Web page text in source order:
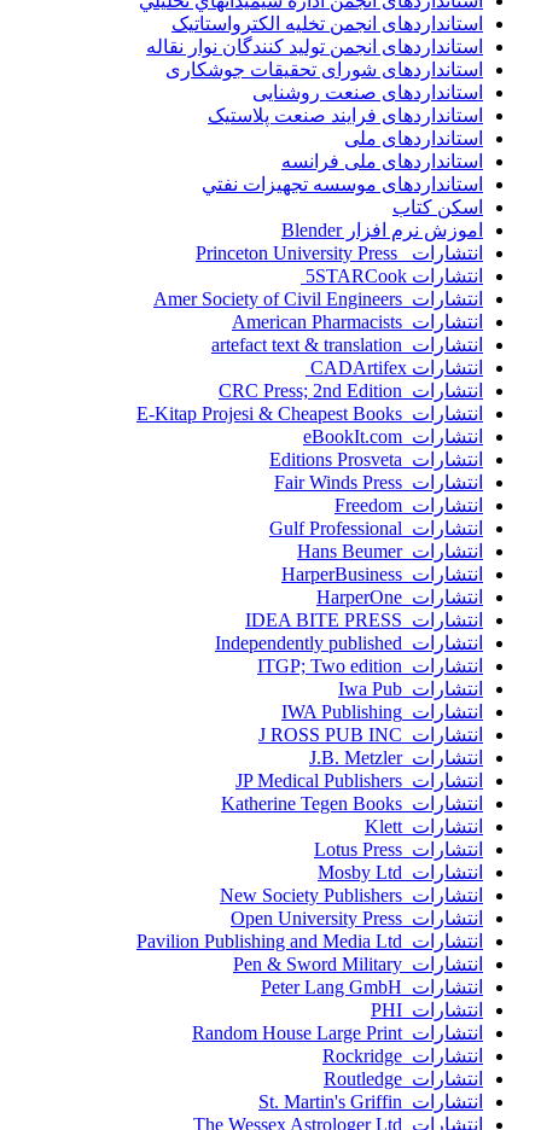
استانداردهای انجمن تخليه الکترواستاتيک
استانداردهای انجمن توليد کنندگان نوار نقاله
استانداردهای شورای تحقیقات جوشکاری
استانداردهای صنعت روشنایی
استانداردهای فرايند صنعت پلاستيک
استانداردهای ملی
استانداردهای ملی فرانسه
استانداردهای موسسه تجهيزات نفتي
اسکن کتاب
اموزش نرم افزار Blender
انتشارات Princeton University Press
انتشارات ‎ 5STARCook
انتشارات Amer Society of Civil Engineers
انتشارات American Pharmacists
انتشارات artefact text & translation
انتشارات ‎ CADArtifex
انتشارات CRC Press; 2nd Edition
انتشارات E-Kitap Projesi & Cheapest Books
انتشارات eBookIt.com
انتشارات Editions Prosveta
انتشارات Fair Winds Press
انتشارات Freedom
انتشارات Gulf Professional
انتشارات Hans Beumer
انتشارات HarperBusiness
انتشارات HarperOne
انتشارات IDEA BITE PRESS
انتشارات Independently published
انتشارات ITGP; Two edition
انتشارات Iwa Pub
انتشارات IWA Publishing
انتشارات J ROSS PUB INC
انتشارات J.B. Metzler
انتشارات JP Medical Publishers
انتشارات Katherine Tegen Books
انتشارات Klett
انتشارات Lotus Press
انتشارات Mosby Ltd
انتشارات New Society Publishers
انتشارات Open University Press
انتشارات Pavilion Publishing and Media Ltd
انتشارات Pen & Sword Military
انتشارات Peter Lang GmbH
انتشارات PHI
انتشارات Random House Large Print
انتشارات Rockridge
انتشارات Routledge
انتشارات St. Martin's Griffin
انتشارات The Wessex Astrologer Ltd